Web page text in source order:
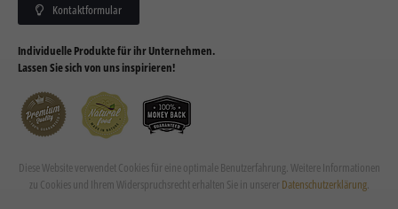
Kontaktformular
Individuelle Produkte für ihr Unternehmen.
Lassen Sie sich von uns inspirieren!
Diese Website verwendet Cookies für eine optimale Benutzerfahrung. Weitere Informationen
zu Cookies und Ihrem Widerspruchsrecht erhalten Sie in unserer Datenschutzerklärung.